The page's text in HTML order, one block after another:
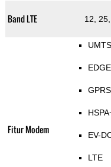
Band LTE 12,
Fitur Modem
UMTS
EDGE
GPRS
EV-
LTE